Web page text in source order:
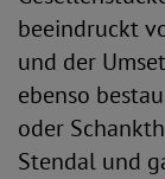
beeindruckt
und der
ebenso
oder
Stendal und